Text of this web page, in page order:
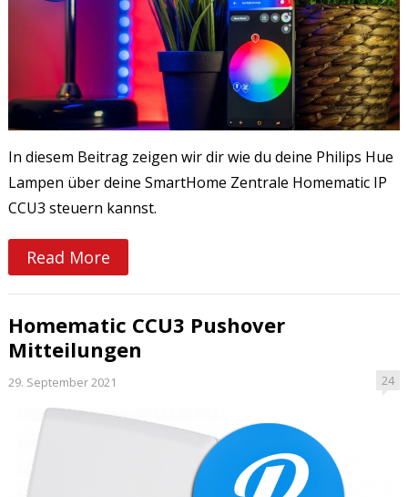
In diesem Beitrag zeigen wir dir wie du deine Philips Hue
Lampen über deine SmartHome Zentrale Homematic IP
CCU3 steuern kannst.
Read More
Homematic CCU3 Pushover
Mitteilungen
29. September 2021 24